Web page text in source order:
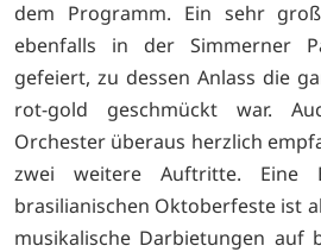
dem Programm. Ein sehr
ebenfalls in der Simmerner
gefeiert, zu dessen Anlass die
rot-gold geschmückt war.
Orchester überaus herzlich
zwei weitere Auftritte. Eine
brasilianischen Oktoberfeste ist
musikalische Darbietungen auf